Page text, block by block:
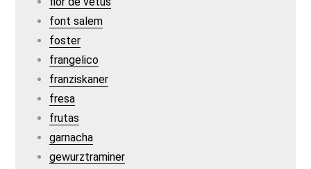
font salem
foster
frangelico
franziskaner
fresa
frutas
garnacha
gewurztraminer